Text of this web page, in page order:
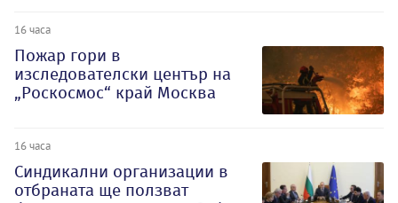
16 часа
Пожар гори в
изследователски център на
„Роскосмос“ край Москва
16 часа
Синдикални организации в
отбраната ще ползват